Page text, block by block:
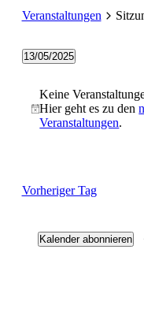
Veranstaltungen
13/05/2025
Keine
Hier geht es zu den
Veranstaltungen.
Vorheriger Tag
Kalender abonnieren